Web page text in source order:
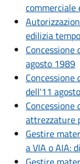
commerciale
edilizia
agosto 1989
dell'11
attrezzature
Gestire
a VIA o AIA: